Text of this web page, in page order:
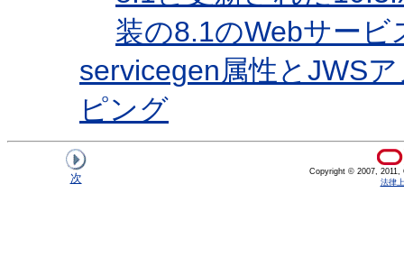
装の8.1のWebサービ
servicegen属性とJWS
ピング
次
Copyright © 2007, 2011,
法律